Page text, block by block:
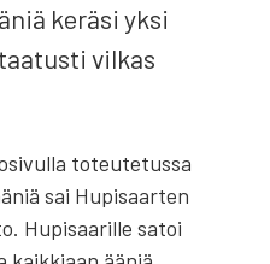
kerä­si yksi
vil­kas
toteu­te­tus­sa
sai Hupi­saar­ten
Hupi­saa­ril­le satoi